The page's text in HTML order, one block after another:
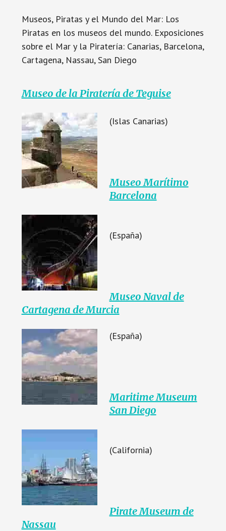
Museos, Piratas y el Mundo del Mar: Los
Piratas en los museos del mundo. Exposiciones
sobre el Mar y la Piratería: Canarias, Barcelona,
Cartagena, Nassau, San Diego
Museo de la Piratería de Teguise
(Islas Canarias)
Museo Marítimo
Barcelona
(España)
Museo Naval de
Cartagena de Murcia
(España)
Maritime Museum
San Diego
(California)
Pirate Museum de
Nassau